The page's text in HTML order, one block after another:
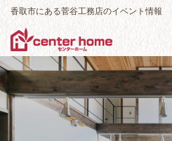
香取市にある菅谷工務店のイベント情報